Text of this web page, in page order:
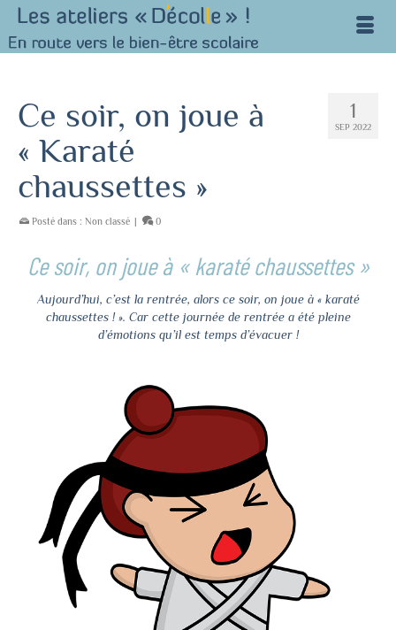
1
SEP 2022
Ce soir, on joue à
« Karaté
chaussettes »
Posté dans : Non classé | 0
Ce soir, on joue à « karaté chaussettes »
Aujourd’hui, c’est la rentrée, alors ce soir, on joue à « karaté
chaussettes ! ». Car cette journée de rentrée a été pleine
d’émotions qu’il est temps d’évacuer !